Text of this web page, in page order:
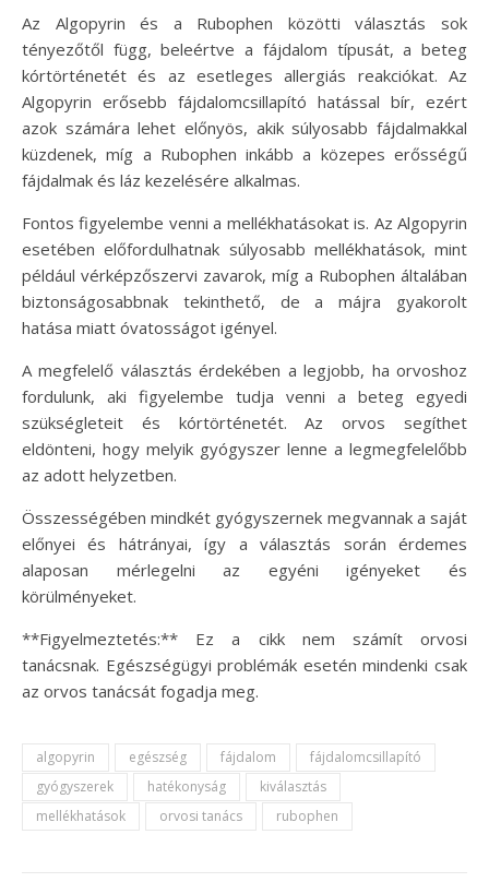
Az Algopyrin és a Rubophen közötti választás sok
tényezőtől függ, beleértve a fájdalom típusát, a beteg
kórtörténetét és az esetleges allergiás reakciókat. Az
Algopyrin erősebb fájdalomcsillapító hatással bír, ezért
azok számára lehet előnyös, akik súlyosabb fájdalmakkal
küzdenek, míg a Rubophen inkább a közepes erősségű
fájdalmak és láz kezelésére alkalmas.
Fontos figyelembe venni a mellékhatásokat is. Az Algopyrin
esetében előfordulhatnak súlyosabb mellékhatások, mint
például vérképzőszervi zavarok, míg a Rubophen általában
biztonságosabbnak tekinthető, de a májra gyakorolt
hatása miatt óvatosságot igényel.
A megfelelő választás érdekében a legjobb, ha orvoshoz
fordulunk, aki figyelembe tudja venni a beteg egyedi
szükségleteit és kórtörténetét. Az orvos segíthet
eldönteni, hogy melyik gyógyszer lenne a legmegfelelőbb
az adott helyzetben.
Összességében mindkét gyógyszernek megvannak a saját
előnyei és hátrányai, így a választás során érdemes
alaposan mérlegelni az egyéni igényeket és
körülményeket.
**Figyelmeztetés:** Ez a cikk nem számít orvosi
tanácsnak. Egészségügyi problémák esetén mindenki csak
az orvos tanácsát fogadja meg.
algopyrin egészség fájdalom
fájdalomcsillapító
gyógyszerek
hatékonyság
kiválasztás
mellékhatások
orvosi tanács rubophen